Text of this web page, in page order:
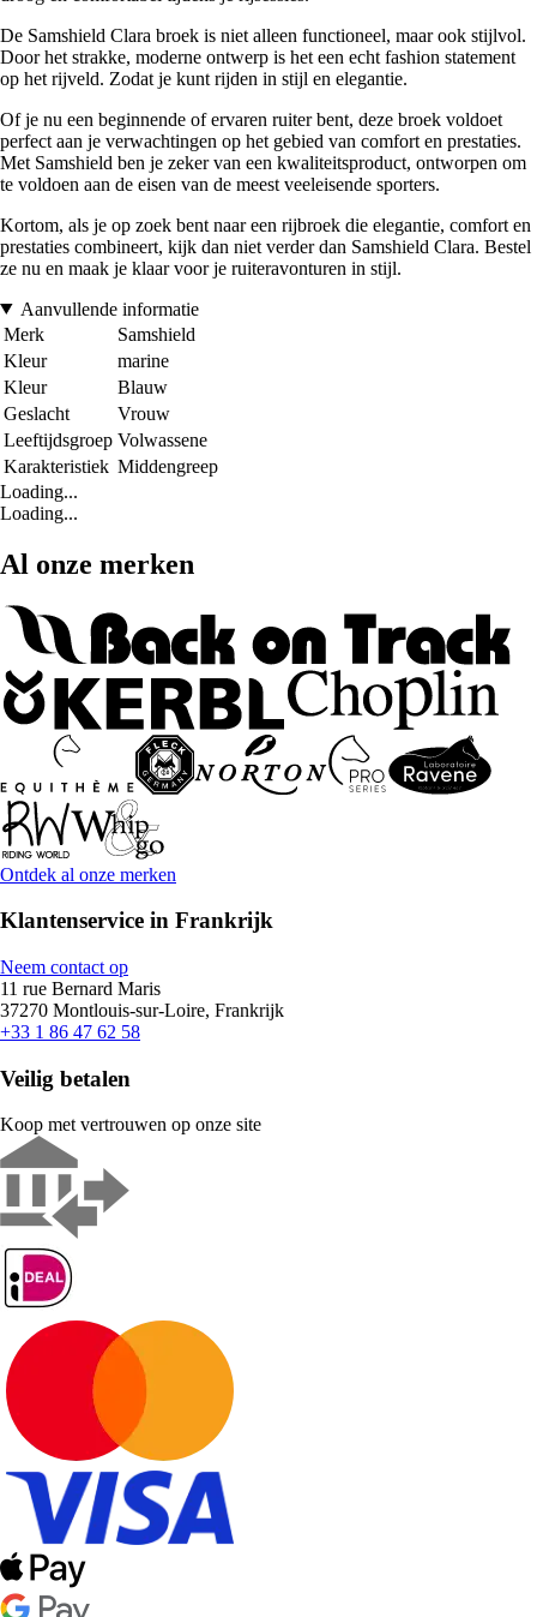
De Samshield Clara broek is niet alleen functioneel, maar ook stijlvol.
Door het strakke, moderne ontwerp is het een echt fashion statement
op het rijveld. Zodat je kunt rijden in stijl en elegantie.
Of je nu een beginnende of ervaren ruiter bent, deze broek voldoet
perfect aan je verwachtingen op het gebied van comfort en prestaties.
Met Samshield ben je zeker van een kwaliteitsproduct, ontworpen om
te voldoen aan de eisen van de meest veeleisende sporters.
Kortom, als je op zoek bent naar een rijbroek die elegantie, comfort en
prestaties combineert, kijk dan niet verder dan Samshield Clara. Bestel
ze nu en maak je klaar voor je ruiteravonturen in stijl.
Aanvullende informatie
Merk
Samshield
Kleur
marine
Kleur
Blauw
Geslacht
Vrouw
Leeftijdsgroep Volwassene
Karakteristiek Middengreep
Loading...
Loading...
Al onze merken
Ontdek al onze merken
Klantenservice in Frankrijk
Neem contact op
11 rue Bernard Maris
37270 Montlouis-sur-Loire, Frankrijk
+33 1 86 47 62 58
Veilig betalen
Koop met vertrouwen op onze site